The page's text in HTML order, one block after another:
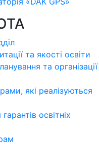
та якості освіти
та організації
які реалізуються
освітніх